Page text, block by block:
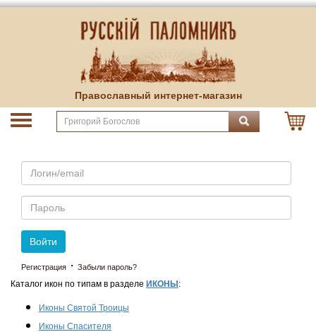
Православный интернет-магазин
Email
Пароль
Войти
Регистрация · Забыли пароль?
Каталог икон по типам в разделе ИКОНЫ :
Иконы Святой Троицы
Иконы Спасителя